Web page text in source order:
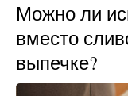
Можно ли
вместо
выпечке?